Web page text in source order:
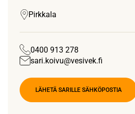
Pirkkala
0400 913 278
sari.koivu@vesivek.fi
LÄHETÄ SARILLE SÄHKÖPOSTIA